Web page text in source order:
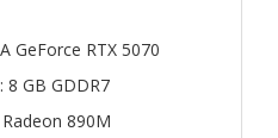
GeForce RTX 5070
8 GB GDDR7
890M